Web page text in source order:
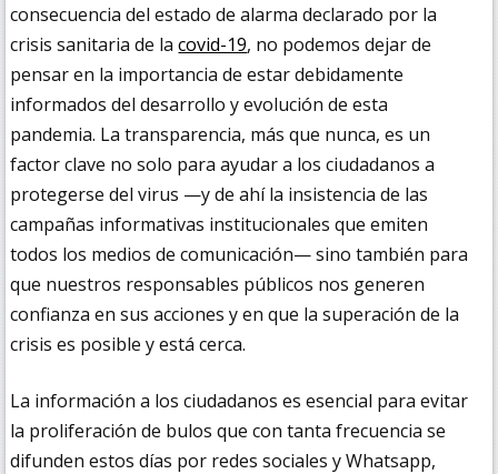
consecuencia del estado de alarma declarado por la
crisis sanitaria de lacovid-19, no podemos dejar de
pensar en la importancia de estar debidamente
informados del desarrollo y evolución de esta
pandemia. La transparencia, más que nunca, es un
factor clave no solo para ayudar a los ciudadanos a
protegerse del virus —y de ahí la insistencia de las
campañas informativas institucionales que emiten
todos los medios de comunicación— sino también para
que nuestros responsables públicos nos generen
confianza en sus acciones y en que la superación de la
crisis es posible y está cerca.
La información a los ciudadanos es esencial para evitar
la proliferación de bulos que con tanta frecuencia se
difunden estos días por redes sociales y Whatsapp,